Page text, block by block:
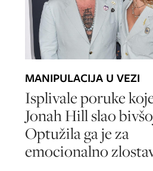
MANIPULACIJA U VEZI
Isplivale poruke
Jonah Hill slao
Optužila ga je za
emocionalno